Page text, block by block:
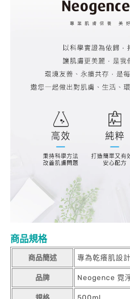
商品規格
商品簡述 專為乾癢肌設
品牌 Neogence 霓